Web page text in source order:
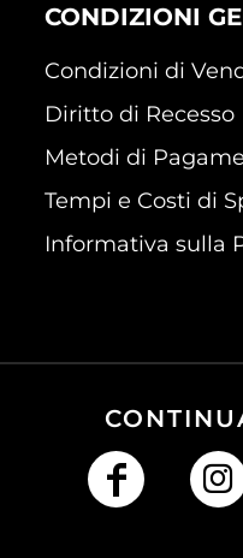
CONDIZIONI
Condizioni di
Diritto di Recesso
Metodi di
Tempi e Costi di
Informativa sulla